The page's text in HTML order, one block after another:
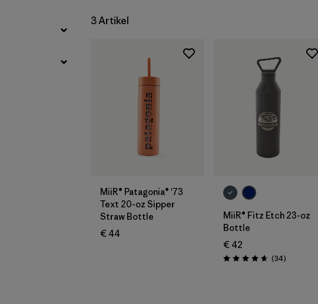
3 Artikel
Zum
Warenkorb
MiiR® Patagonia® '73
Text 20-oz Sipper
Straw Bottle
€ 44
Warenkorb
MiiR® Fitz Etch 23-oz
Bottle
€ 42
Bewertung: 4.7 / 5
(34)